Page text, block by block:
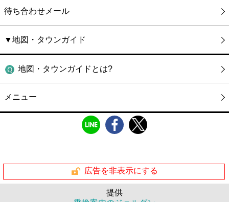
待ち合わせメール
▼地図・タウンガイド
地図・タウンガイドとは?
メニュー
広告を非表示にする
提供